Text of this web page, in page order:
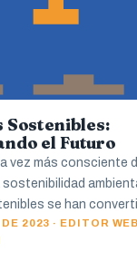
Sostenibles:
el Futuro
vez más consciente
se han
2023 · EDITOR